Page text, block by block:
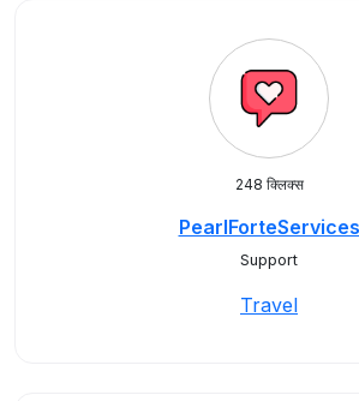
248 क्लिक्स
PearlForteServices
Support
Travel